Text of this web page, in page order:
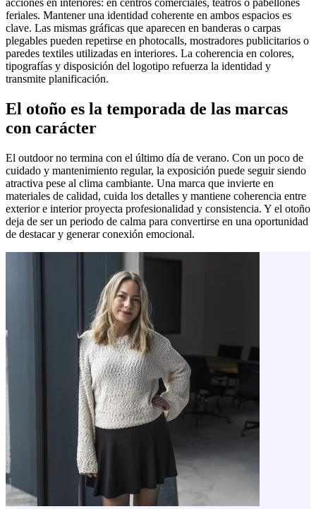
feriales. Mantener una identidad coherente en ambos espacios es
clave. Las mismas gráficas que aparecen en banderas o carpas
plegables pueden repetirse en photocalls, mostradores publicitarios o
paredes textiles utilizadas en interiores. La coherencia en colores,
tipografías y disposición del logotipo refuerza la identidad y
transmite planificación.
El otoño es la temporada de las marcas
con carácter
El outdoor no termina con el último día de verano. Con un poco de
cuidado y mantenimiento regular, la exposición puede seguir siendo
atractiva pese al clima cambiante. Una marca que invierte en
materiales de calidad, cuida los detalles y mantiene coherencia entre
exterior e interior proyecta profesionalidad y consistencia. Y el otoño
deja de ser un periodo de calma para convertirse en una oportunidad
de destacar y generar conexión emocional.